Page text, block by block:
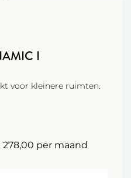
I
voor kleinere ruimten.
een gebalanceerde
gevestigd aan de
278,00 per maand